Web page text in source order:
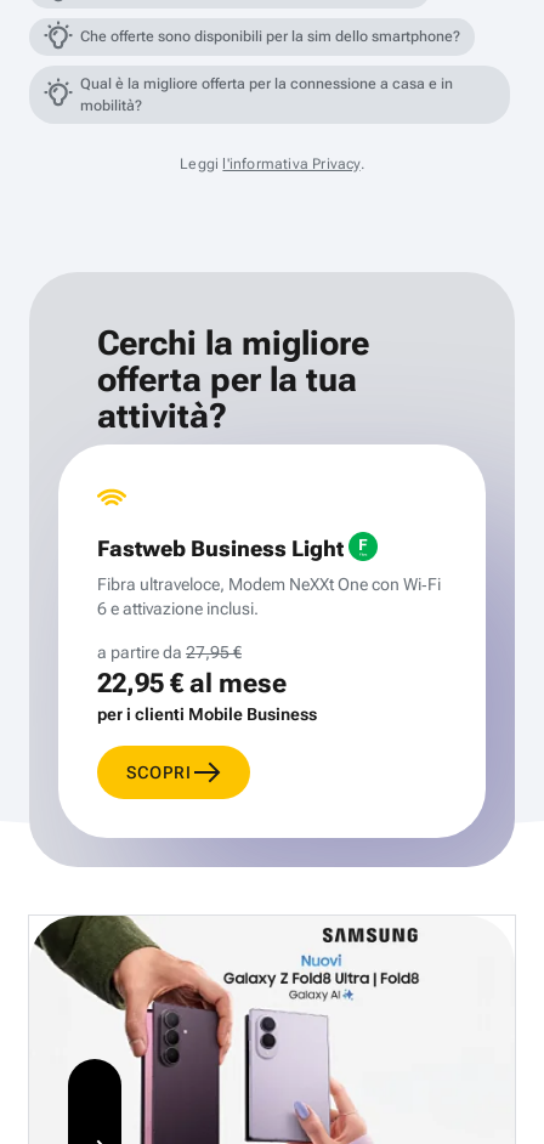
Che offerte sono disponibili per la sim dello smartphone?
Qual è la migliore offerta per la connessione a casa e in
mobilità?
Leggi l'informativa Privacy.
Cerchi la migliore
offerta per la tua
attività?
Fastweb Business Light
Fibra ultraveloce, Modem NeXXt One con Wi‑Fi
6 e attivazione inclusi.
a partire da 27,95 €
22,95 €al mese
per i clienti Mobile Business
SCOPRI